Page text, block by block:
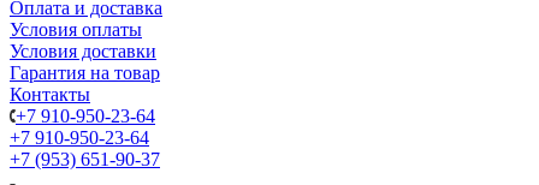
Оплата и доставка
Условия оплаты
Условия доставки
Гарантия на товар
Контакты
+7 910-950-23-64
+7 910-950-23-64
+7 (953) 651-90-37